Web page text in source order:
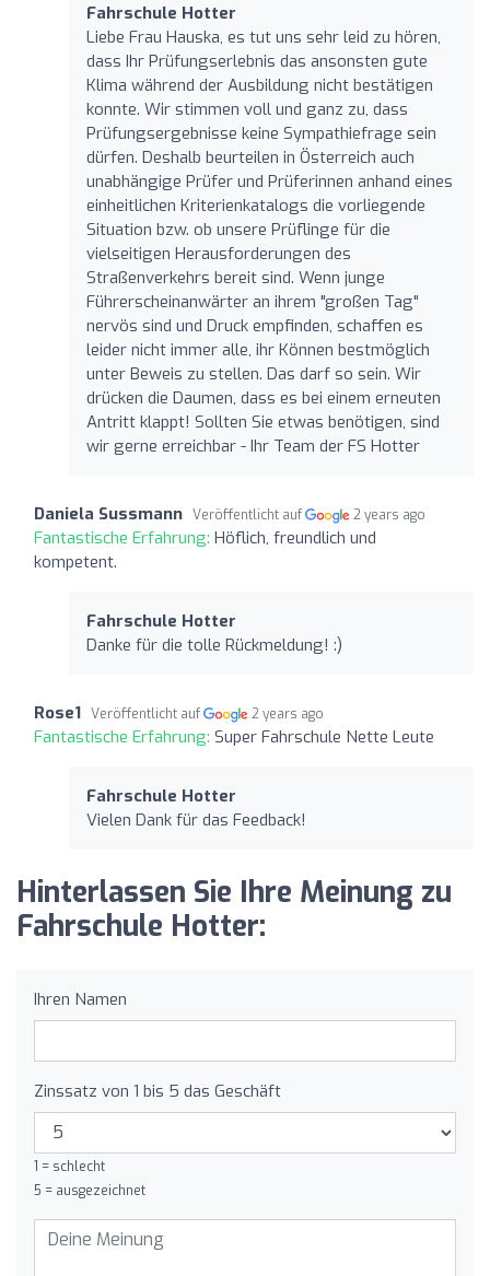
Fahrschule Hotter
Liebe Frau Hauska, es tut uns sehr leid zu hören,
dass Ihr Prüfungserlebnis das ansonsten gute
Klima während der Ausbildung nicht bestätigen
konnte. Wir stimmen voll und ganz zu, dass
Prüfungsergebnisse keine Sympathiefrage sein
dürfen. Deshalb beurteilen in Österreich auch
unabhängige Prüfer und Prüferinnen anhand eines
einheitlichen Kriterienkatalogs die vorliegende
Situation bzw. ob unsere Prüflinge für die
vielseitigen Herausforderungen des
Straßenverkehrs bereit sind. Wenn junge
Führerscheinanwärter an ihrem "großen Tag"
nervös sind und Druck empfinden, schaffen es
leider nicht immer alle, ihr Können bestmöglich
unter Beweis zu stellen. Das darf so sein. Wir
drücken die Daumen, dass es bei einem erneuten
Antritt klappt! Sollten Sie etwas benötigen, sind
wir gerne erreichbar - Ihr Team der FS Hotter
Daniela Sussmann Veröffentlicht auf 2 years ago
Fantastische Erfahrung: Höflich, freundlich und
kompetent.
Fahrschule Hotter
Danke für die tolle Rückmeldung! :)
Rose1 Veröffentlicht auf 2 years ago
Fantastische Erfahrung: Super Fahrschule Nette Leute
Fahrschule Hotter
Vielen Dank für das Feedback!
Hinterlassen Sie Ihre Meinung zu
Fahrschule Hotter:
Ihren Namen
Zinssatz von 1 bis 5 das Geschäft
1 = schlecht
5 = ausgezeichnet